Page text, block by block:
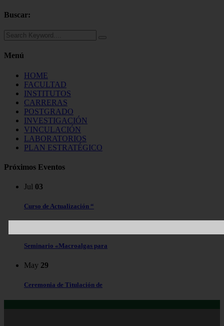
Buscar:
Menú
HOME
FACULTAD
INSTITUTOS
CARRERAS
POSTGRADO
INVESTIGACIÓN
VINCULACIÓN
LABORATORIOS
PLAN ESTRATÉGICO
Próximos Eventos
Jul 03
Curso de Actualización “
Seminario «Macroalgas para
May 29
Ceremonia de Titulación de